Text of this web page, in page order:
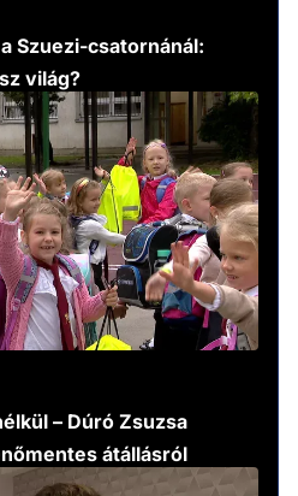
Szuezi-csatornánál:
világ?
– Dúró Zsuzsa
átállásról